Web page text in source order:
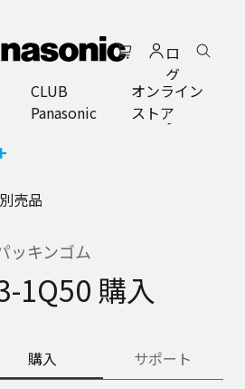
ロ
グ
イ
ン
CLUB
Panasonic
オンライン
ストア
売品
ッキンゴム
1Q50 購入
購入 サポート